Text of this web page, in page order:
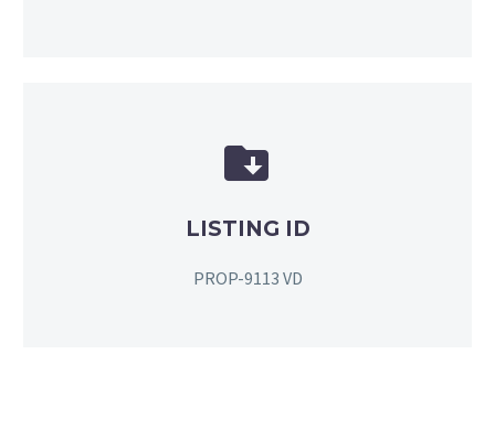


LISTING ID
PROP-9113 VD